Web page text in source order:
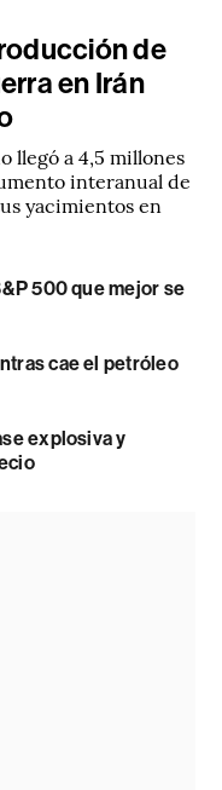
de
en Irán
llegó a 4,5 millones
interanual de
yacimientos en
500 que mejor se
cae el petróleo
explosiva y